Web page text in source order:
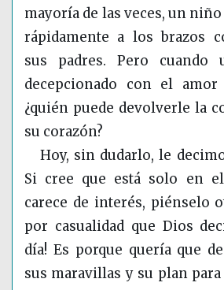
mayoría de las veces, un
rápidamente a los brazos
sus padres. Pero cuando
decepcionado con el
¿quién puede devolverle la
su corazón?
Hoy, sin dudarlo, le
Si cree que está solo en
carece de interés, piénselo
por casualidad que Dios
día! Es porque quería que
sus maravillas y su plan